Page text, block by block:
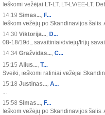
Ieškomi vežėjai LT-LT, LT-LV/EE-LT.
14:19 Simas..., F...
Ieškom vežėjų po Skandinavijos šalis.
14:30 Viktorija..., D...
08-18/19d., savaitiniai/dviejų/trijų
14:34 Gražvidas..., C...
15:15 Alius..., T...
Sveiki, ieškomi ratiniai vežėjai
15:18 Justinas..., A...
...
15:58 Simas..., F...
Ieškom vežėjų po Skandinavijos šalis.